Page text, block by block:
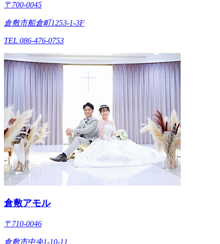
〒700-0045
倉敷市船倉町1253-1-3F
TEL 086-476-0753
倉敷アモル
〒710-0046
倉敷市中央1-10-11